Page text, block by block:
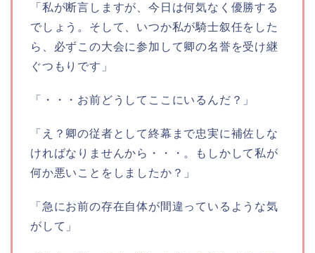
「私が断言しますが、今日は何気なく優勝する
でしょう。そして、いつか私が騎士叙任をした
ら、必ずこの大会に参加して卿の名誉を受け継
ぐつもりです」
「・・・お前どうしてここにいるんだ？」
「え？卿の従者として終幕まで忠実に補佐しな
ければなりませんから・・・。もしかして私が
何か悪いことをしましたか？」
「急にお前の存在自体が間違っているような気
がして」